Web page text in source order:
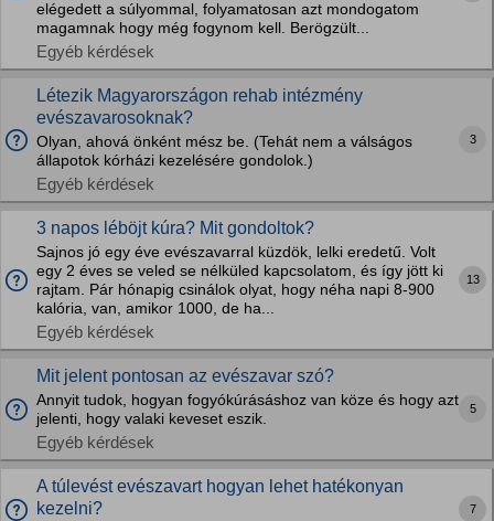
elégedett a súlyommal, folyamatosan azt mondogatom
magamnak hogy még fogynom kell. Berögzült...
Egyéb kérdések
Létezik Magyarországon rehab intézmény
evészavarosoknak?
Olyan, ahová önként mész be. (Tehát nem a válságos
állapotok kórházi kezelésére gondolok.)
Egyéb kérdések
3
3 napos léböjt kúra? Mit gondoltok?
Sajnos jó egy éve evészavarral küzdök, lelki eredetű. Volt
egy 2 éves se veled se nélküled kapcsolatom, és így jött ki
rajtam. Pár hónapig csinálok olyat, hogy néha napi 8-900
kalória, van, amikor 1000, de ha...
Egyéb kérdések
13
Mit jelent pontosan az evészavar szó?
Annyit tudok, hogyan fogyókúrásáshoz van köze és hogy azt
jelenti, hogy valaki keveset eszik.
Egyéb kérdések
5
A túlevést evészavart hogyan lehet hatékonyan
kezelni?
7